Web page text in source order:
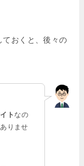
ておくと、後々の
ト なの
りませ